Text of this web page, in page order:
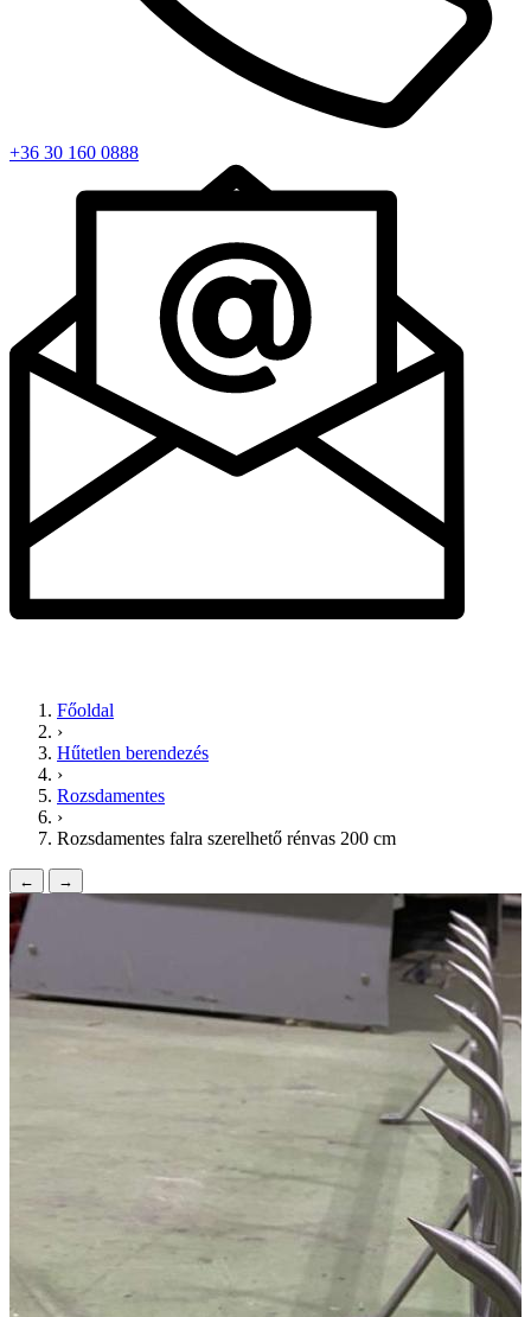
+36 30 160 0888
Főoldal
›
Hűtetlen berendezés
›
Rozsdamentes
›
Rozsdamentes falra szerelhető rénvas 200 cm
← →